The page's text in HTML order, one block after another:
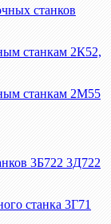
станков
станкам 2К52,
станкам 2М55
3Б722 3Д722
станка 3Г71